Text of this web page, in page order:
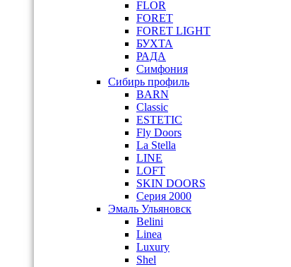
FLOR
FORET
FORET LIGHT
БУХТА
РАДА
Симфония
Сибирь профиль
BARN
Classic
ESTETIC
Fly Doors
La Stella
LINE
LOFT
SKIN DOORS
Серия 2000
Эмаль Ульяновск
Belini
Linea
Luxury
Shel